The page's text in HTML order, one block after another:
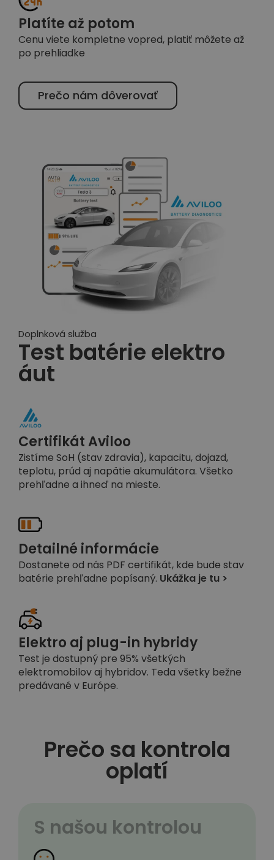
Platíte až potom
Cenu viete kompletne vopred, platiť môžete až
po prehliadke
Prečo nám dôverovať
Doplnková služba
Test batérie elektro
áut
Certifikát Aviloo
Zistíme SoH (stav zdravia), kapacitu, dojazd,
teplotu, prúd aj napätie akumulátora. Všetko
prehľadne a ihneď na mieste.
Detailné informácie
Dostanete od nás PDF certifikát, kde bude stav
batérie prehľadne popísaný. Ukážka je tu >
Elektro aj plug-in hybridy
Test je dostupný pre 95% všetkých
elektromobilov aj hybridov. Teda všetky bežne
predávané v Európe.
Prečo sa kontrola
oplatí
S našou kontrolou